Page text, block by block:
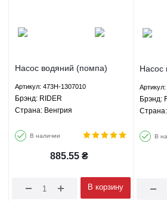
Насос водяний (помпа)
473H-1307010 RIDER
Артикул: 473H-1307010
Брэнд: RIDER
Страна: Венгрия
В наличии
885.55 ₴
В корзину
Насос
473H-
Брэнд:
В